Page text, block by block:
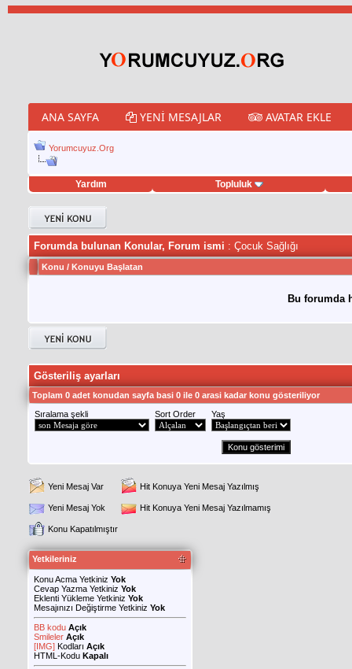
ANA SAYFA YENI MESAJLAR AVATAR EKLE
Yorumcuyuz.Org
Yardım Topluluk
hilesi
Forumda bulunan Konular, Forum ismi : Çocuk Sağlığı
Konu / Konuyu Başlatan
Bu forumda
Gösteriliş ayarları
Toplam 0 adet konudan sayfa basi 0 ile 0 arasi kadar konu gösteriliyor
Sıralama şekli
Sort Order Yaş
Yeni Mesaj Var Hit Konuya Yeni Mesaj Yazılmış
Yeni Mesaj Yok Hit Konuya Yeni Mesaj Yazılmamış
Konu Kapatılmıştır
Yetkileriniz
Konu Acma Yetkiniz Yok
Cevap Yazma Yetkiniz Yok
Eklenti Yükleme Yetkiniz Yok
Mesajınızı Değiştirme Yetkiniz Yok
BB kodu Açık
Smileler Açık
[IMG] Kodları Açık
HTML-Kodu Kapalı